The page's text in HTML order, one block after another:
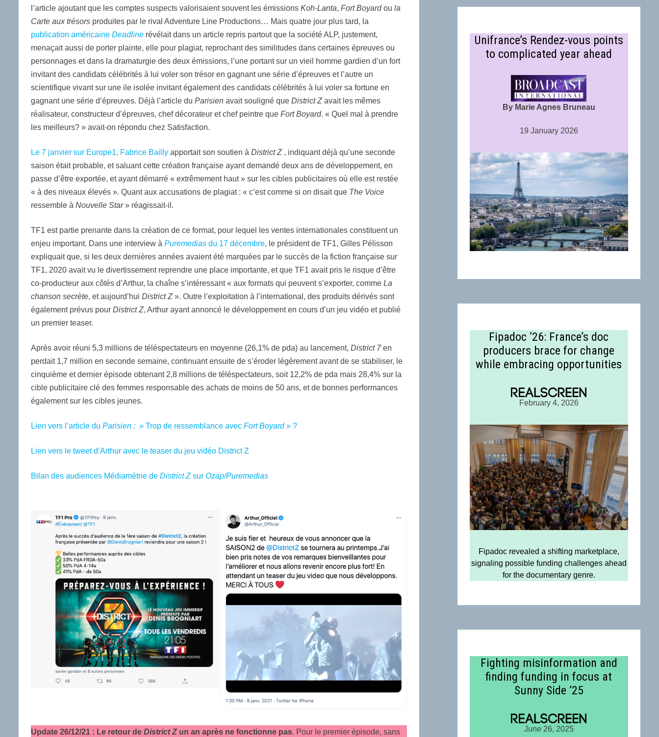
l’article ajoutant que les comptes suspects valorisaient souvent les émissionsKoh-Lanta,Fort Boyardoula
Carte aux trésors produites par le rival Adventure Line Productions… Mais quatre jour plus tard, la
publication américaineDeadline révélait dans un article repris partout que la société ALP, justement,
menaçait aussi de porter plainte, elle pour plagiat, reprochant des similitudes dans certaines épreuves ou
personnages et dans la dramaturgie des deux émissions, l’une portant sur un vieil homme gardien d’un fort
invitant des candidats célébrités à lui voler son trésor en gagnant une série d’épreuves et l’autre un
scientifique vivant sur une ile isolée invitant également des candidats célébrités à lui voler sa fortune en
gagnant une série d’épreuves. Déjà l’article duParisien avait souligné queDistrict Z avait les mêmes
réalisateur, constructeur d’épreuves, chef décorateur et chef peintre queFort Boyard. « Quel mal à prendre
les meilleurs? » avait-on répondu chez Satisfaction.
Le 7 janvier sur Europe1, Fabrice Bailly apportait son soutien àDistrict Z , indiquant déjà qu’une seconde
saison était probable, et saluant cette création française ayant demandé deux ans de développement, en
passe d’être exportée, et ayant démarré « extrêmement haut » sur les cibles publicitaires où elle est restée
« à des niveaux élevés ». Quant aux accusations de plagiat : « c’est comme si on disait que The Voice
ressemble àNouvelle Star» réagissait-il.
TF1 est partie prenante dans la création de ce format, pour lequel les ventes internationales constituent un
enjeu important. Dans une interview àPuremedias du 17 décembre, le président de TF1, Gilles Pélisson
expliquait que, si les deux dernières années avaient été marquées par le succès de la fiction française sur
TF1, 2020 avait vu le divertissement reprendre une place importante, et que TF1 avait pris le risque d’être
co-producteur aux côtés d’Arthur, la chaîne s’intéressant « aux formats qui peuvent s’exporter, commeLa
chanson secrète, et aujourd’huiDistrict Z ». Outre l’exploitation à l’international, des produits dérivés sont
également prévus pourDistrict Z, Arthur ayant annoncé le développement en cours d’un jeu vidéo et publié
un premier teaser.
Après avoir réuni 5,3 millions de téléspectateurs en moyenne (26,1% de pda) au lancement,District 7en
perdait 1,7 million en seconde semaine, continuant ensuite de s’éroder légèrement avant de se stabiliser, le
cinquième et dernier épisode obtenant 2,8 millions de téléspectateurs, soit 12,2% de pda mais 28,4% sur la
cible publicitaire clé des femmes responsable des achats de moins de 50 ans, et de bonnes performances
également sur les cibles jeunes.
Lien vers l’article duParisien : »Trop de ressemblance avec Fort Boyard» ?
Lien vers le tweet d’Arthur avec le teaser du jeu vidéo District Z
Bilan des audiences Médiamétrie deDistrict ZsurOzap/Puremedias
Update 26/12/21 : Le retour deDistrict Zun an après ne fonctionne pas. Pour le premier épisode, sans
Unifrance’s Rendez-vous points
to complicated year ahead
By Marie Agnes Bruneau
19 January 2026
Fipadoc ’26: France’s doc
producers brace for change
while embracing opportunities
February 4, 2026
Fipadoc revealed a shifting marketplace,
signaling possible funding challenges ahead
for the documentary genre.
Fighting misinformation and
finding funding in focus at
Sunny Side ’25
June 26, 2025